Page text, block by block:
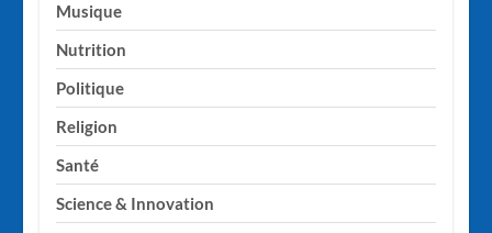
Musique
Nutrition
Politique
Religion
Santé
Science & Innovation